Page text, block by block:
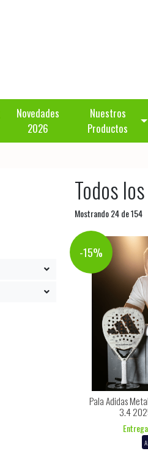
Novedades
2026
Nuestros
Productos
Todos
Mostrando 24 de 154
-15%
Pala Adidas
3.4